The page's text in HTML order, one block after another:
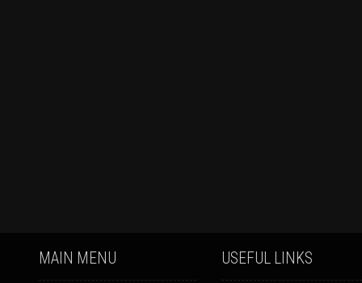
MAIN MENU USEFUL LINKS